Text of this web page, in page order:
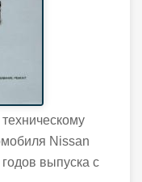
Nissan
выпуска с